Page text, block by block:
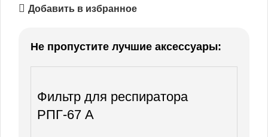
Добавить в избранное
Не пропустите лучшие аксессуары:
Фильтр для респиратора
РПГ-67 А